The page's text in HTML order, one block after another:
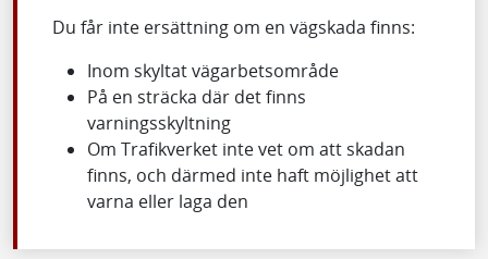
Du får inte ersättning om en vägskada finns:
Inom skyltat vägarbetsområde
På en sträcka där det finns
varningsskyltning
Om Trafikverket inte vet om att skadan
finns, och därmed inte haft möjlighet att
varna eller laga den